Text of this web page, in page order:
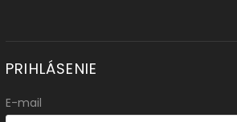
PRIHLÁSENIE
E-mail